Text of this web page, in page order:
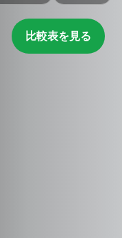
比較表を見る